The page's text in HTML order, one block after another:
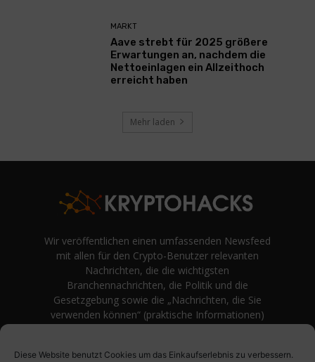
Diese Website benutzt Cookies um das Einkaufserlebnis zu verbessern.
MARKT
Aave strebt für 2025 größere
Erwartungen an, nachdem die
Nettoeinlagen ein Allzeithoch
erreicht haben
Mehr laden
Wir veröffentlichen einen umfassenden Newsfeed
mit allen für den Crypto-Benutzer relevanten
Nachrichten, die die wichtigsten
Branchennachrichten, die Politik und die
Gesetzgebung sowie die „Nachrichten, die Sie
verwenden können“ (praktische Informationen)
Meinungen rund um Kryptowährung. Einfache